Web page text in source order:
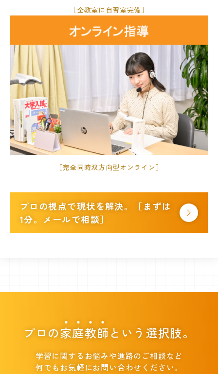
［全教室に自習室完備］
［完全同時双方向型オンライン］
プロの視点で現状を解決。［まずは
1分。メールで相談］
プロの家庭教師という選択肢。
学習に関するお悩みや進路のご相談など
何でもお気軽にお問い合わせください。